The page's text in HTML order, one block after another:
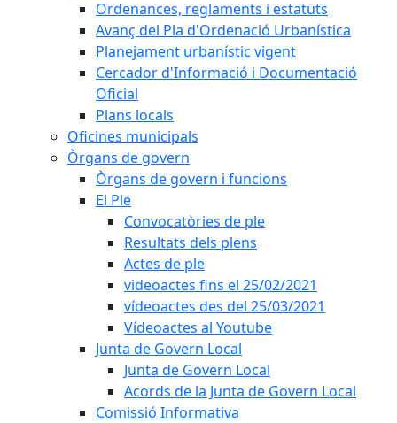
Ordenances, reglaments i estatuts
Avanç del Pla d'Ordenació Urbanística
Planejament urbanístic vigent
Cercador d'Informació i Documentació
Oficial
Plans locals
Oficines municipals
Òrgans de govern
Òrgans de govern i funcions
El Ple
Convocatòries de ple
Resultats dels plens
Actes de ple
videoactes fins el 25/02/2021
vídeoactes des del 25/03/2021
Vídeoactes al Youtube
Junta de Govern Local
Junta de Govern Local
Acords de la Junta de Govern Local
Comissió Informativa